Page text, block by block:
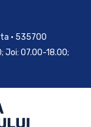
• 535700
Joi: 07.00-18.00;